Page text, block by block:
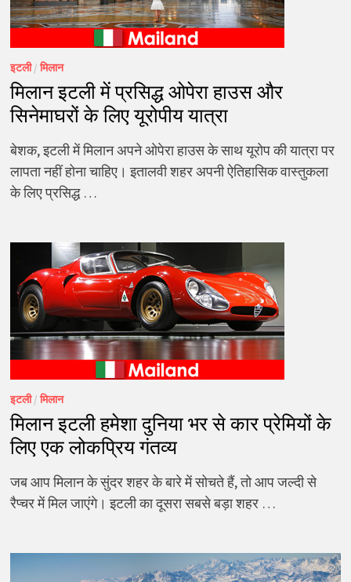
इटली/मिलान
मिलान इटली में प्रसिद्ध ओपेरा हाउस और
सिनेमाघरों के लिए यूरोपीय यात्रा
बेशक, इटली में मिलान अपने ओपेरा हाउस के साथ यूरोप की यात्रा पर
लापता नहीं होना चाहिए। इतालवी शहर अपनी ऐतिहासिक वास्तुकला
के लिए प्रसिद्ध …
इटली/मिलान
मिलान इटली हमेशा दुनिया भर से कार प्रेमियों के
लिए एक लोकप्रिय गंतव्य
जब आप मिलान के सुंदर शहर के बारे में सोचते हैं, तो आप जल्दी से
रैप्चर में मिल जाएंगे। इटली का दूसरा सबसे बड़ा शहर …